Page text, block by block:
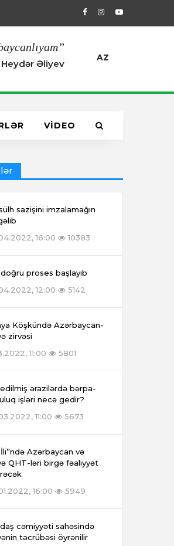
29.04.2022, 16:00 Artıq sülh
Heydər Əliyev
AZ
VİDEO
sazişini imzalamağın
16:00
10383
proses başlayıb
12:00
5142
Köşkündə Azərbaycan-
zirvəsi
11:00
5801
ərazilərdə bərpa-
işləri necə gedir?
11:00
5673
İli”ndə Azərbaycan və
QHT-ləri birgə fəaliyyət
16:00
5949
cəmiyyəti sahəsində
təcrübəsi öyrənilir